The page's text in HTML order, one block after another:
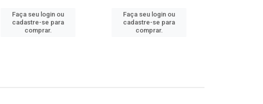
Faça seu login ou
cadastre-se para
comprar.
Faça seu login ou
cadastre-se para
comprar.